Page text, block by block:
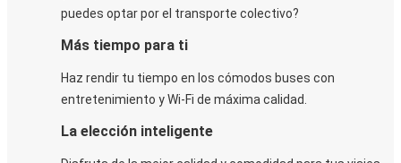
puedes optar por el transporte colectivo?
Más tiempo para ti
Haz rendir tu tiempo en los cómodos buses con
entretenimiento y Wi-Fi de máxima calidad.
La elección inteligente